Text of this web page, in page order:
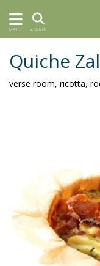
MENU ZOEKEN
Quiche
verse room, ricotta,